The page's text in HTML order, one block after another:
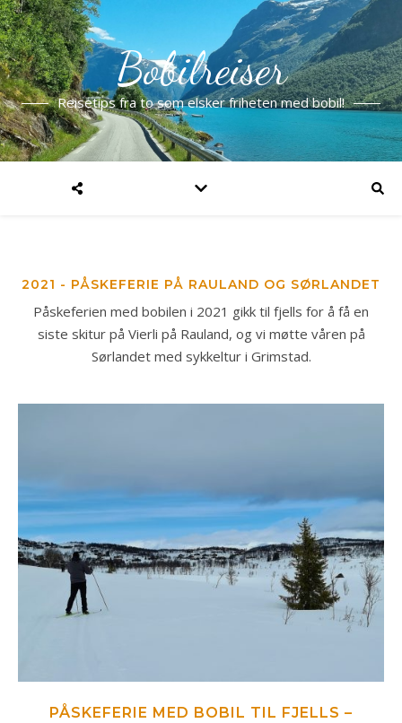
Bobilreiser
Reisetips fra to som elsker friheten med bobil!
2021 - PÅSKEFERIE PÅ RAULAND OG SØRLANDET
Påskeferien med bobilen i 2021 gikk til fjells for å få en
siste skitur på Vierli på Rauland, og vi møtte våren på
Sørlandet med sykkeltur i Grimstad.
PÅSKEFERIE MED BOBIL TIL FJELLS –